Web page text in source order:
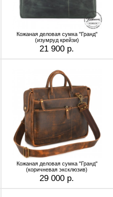
Кожаная деловая сумка "Гранд"
(изумруд крейзи)
21 900 р.
Кожаная деловая сумка "Гранд"
(коричневая эксклюзив)
29 000 р.